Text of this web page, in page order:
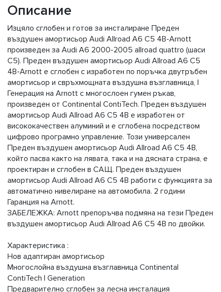
Описание
Изцяло сглобен и готов за инсталиране Преден
въздушен амортисьор Audi Allroad A6 C5 4B-Arnott
произведен за Audi A6 2000-2005 allroad quattro (шаси
C5). Преден въздушен амортисьор Audi Allroad A6 C5
4B-Arnott е сглобен с изработен по поръчка двутръбен
амортисьор и свръхмощната въздушна възглавница, I
Генерация на Arnott с многослоен гумен ръкав,
произведен от Continental ContiTech. Преден въздушен
амортисьор Audi Allroad A6 C5 4B e изработен от
висококачествен алуминий и е сглобена посредством
цифрово програмно управление. Този универсален
Преден въздушен амортисьор Audi Allroad A6 C5 4B,
който пасва както на лявата, така и на дясната страна, е
проектиран и сглобен в САЩ. Преден въздушен
амортисьор Audi Allroad A6 C5 4B работи с функцията за
автоматично нивелиране на автомобила. 2 години
Гаранция на Arnott.
ЗАБЕЛЕЖКА: Arnott препоръчва подмяна на тези Преден
въздушен амортисьор Audi Allroad A6 C5 4B по двойки.
Характеристика :
Нов адаптиран амортисьор
Многослойна въздушна възглавница Continental
ContiTech I Generation
Предварително сглобен за лесна инсталация